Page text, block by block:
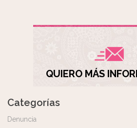
QUIERO MÁS
Categorías
Denuncia